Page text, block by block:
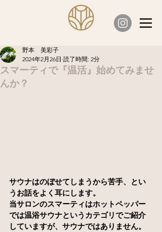
スマーティで『温活』始めてみませ
んか？
野本 美彩子
2024年2月26日 読了時間: 2分
サウナはのぼせてしまうから苦手、とい
うお話をよく耳にします。
当サロンのスマーティはホットペッパー
では温浴サウナというカテゴリでご紹介
していますが、サウナではありません。